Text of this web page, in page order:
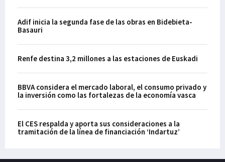
Adif inicia la segunda fase de las obras en Bidebieta-
Basauri
Renfe destina 3,2 millones a las estaciones de Euskadi
BBVA considera el mercado laboral, el consumo privado y
la inversión como las fortalezas de la economía vasca
El CES respalda y aporta sus consideraciones a la
tramitación de la línea de financiación ‘Indartuz’